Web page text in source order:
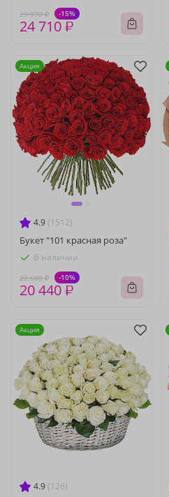
29 070 ₽ -15%
24 710 ₽
4.9 (1512)
Букет "101 красная роза"
В наличии
22 600 ₽ -10%
20 440 ₽
Акция
4.9 (126)
Акция